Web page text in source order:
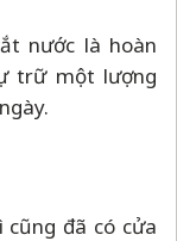
nước là hoàn
trữ một lượng
đã có cửa